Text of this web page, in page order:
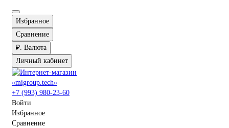
Избранное
Сравнение
₽. Валюта
Личный кабинет
+7 (993) 980-23-60
Войти
Избранное
Сравнение